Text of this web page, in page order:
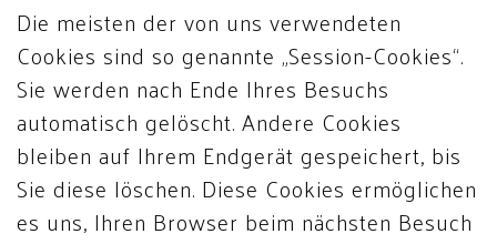
Die meisten der von uns verwendeten
Cookies sind so genannte „Session-Cookies“.
Sie werden nach Ende Ihres Besuchs
automatisch gelöscht. Andere Cookies
bleiben auf Ihrem Endgerät gespeichert, bis
Sie diese löschen. Diese Cookies ermöglichen
es uns, Ihren Browser beim nächsten Besuch